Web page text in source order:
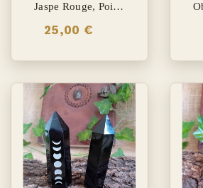
Jaspe Rouge, Pointe
25,00 €